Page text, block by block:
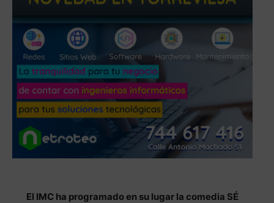
El IMC ha programado en su lugar la comedia SÉ